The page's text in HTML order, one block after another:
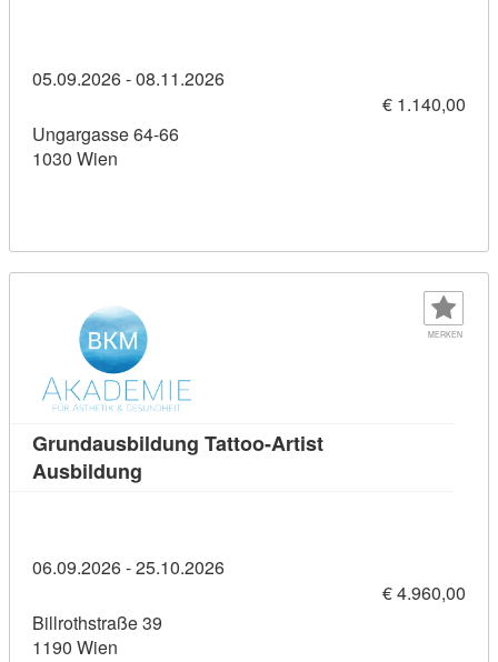
05.09.2026 - 08.11.2026
€ 1.140,00
Ungargasse 64-66
1030 Wien
MERKEN
Grundausbildung Tattoo-Artist
Ausbildung
06.09.2026 - 25.10.2026
€ 4.960,00
Billrothstraße 39
1190 Wien